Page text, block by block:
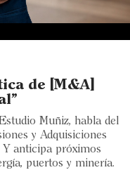
de [M&A]
Muñiz, habla del
y Adquisiciones
anticipa próximos
puertos y minería.